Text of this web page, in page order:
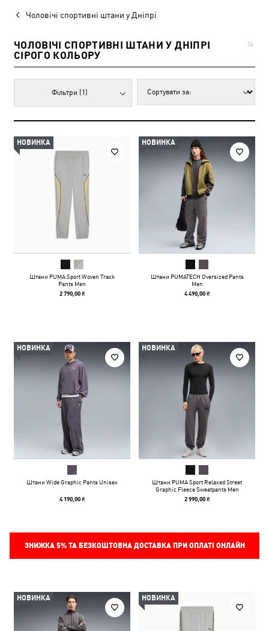
Чоловічі спортивні штани у Дніпрі
ЧОЛОВІЧІ СПОРТИВНІ ШТАНИ У ДНІПРІ
СІРОГО КОЛЬОРУ
36
Фільтри (1)
НОВИНКА
Штани PUMA Sport Woven Track
Pants Men
2 790,00 ₴
НОВИНКА
Штани PUMATECH Oversized Pants
Men
4 490,00 ₴
НОВИНКА
Штани Wide Graphic Pants Unisex
4 190,00 ₴
НОВИНКА
Штани PUMA Sport Relaxed Street
Graphic Fleece Sweatpants Men
2 990,00 ₴
ЗНИЖКА 5%ТА БЕЗКОШТОВНА ДОСТАВКА ПРИ ОПЛАТІ ОНЛАЙН
НОВИНКА НОВИНКА